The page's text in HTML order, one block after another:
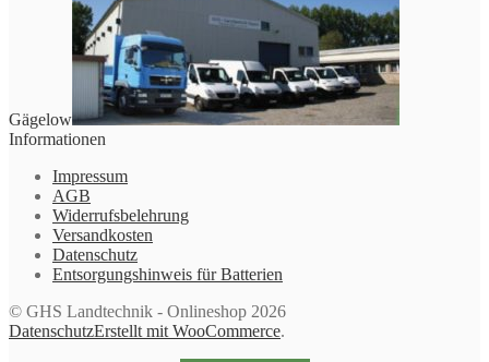
Gägelow
Informationen
Impressum
AGB
Widerrufsbelehrung
Versandkosten
Datenschutz
Entsorgungshinweis für Batterien
© GHS Landtechnik - Onlineshop 2026
DatenschutzErstellt mit WooCommerce.